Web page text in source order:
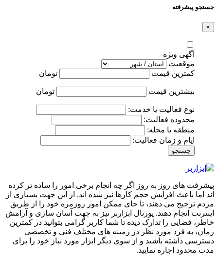
جستجو پیشرفته
×
آگهی ویژه
موقعیت
کمترین قیمت
تومان
بیشترین قیمت تومان
نوع فعالیت یا خدمت:
محدوده فعالیت:
منطقه یا محله:
ایام و زمان فعالیت:
جستجو
پیشرفت های روز به روز اگر چه انجام برخی امور را ساده تر کرده
اند اما باعث افزایش حجم کارها نیز شده اند. از این جهت بسیاری از
مردم ترجیح می دهند، تا جای ممکن امور روزمره خود را از طریق
اینترنت انجام دهند. پورتال ابزاربر نیز به جهت آسان سازی و آرامش
خاطر، فضایی را تدارک دیده تا شما کاربر گرامی بتوانید در کمترین
زمان، به فرد مورد نظر در زمینه های مختلف فنی و تخصصی
دسترسی داشته باشید و از سوی دیگر ابزار مورد نیاز خود را برای
مدت محدود اجاره نمایید.